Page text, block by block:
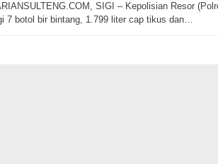
SIGI – Kepolisian Resor
7 botol bir bintang, 1.799 liter cap tikus dan…